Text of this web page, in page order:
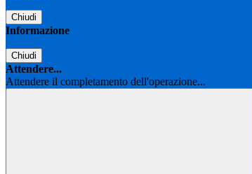
Chiudi
Informazione
Chiudi
Attendere...
Attendere il completamento dell'operazione...